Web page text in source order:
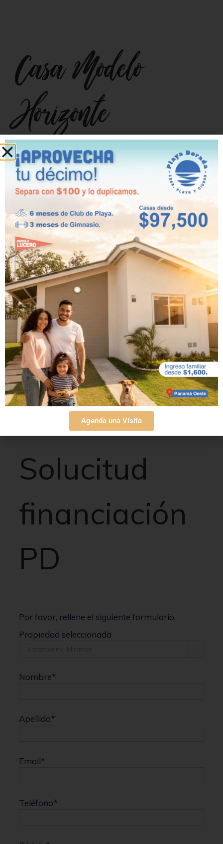
Casa Modelo
Horizonte
Desde: $97,000.00
2 Baños
2 Estacionamientos
96.31 mt2 (área total)
Distribuciones
Para más información, comparte
con nosotros tus datos
Solucitud
financiación
PD
Por favor, rellene el siguiente formulario.
Propiedad seleccionada
Nombre*
Apellido*
Email*
Teléfono*
Agenda una Visita